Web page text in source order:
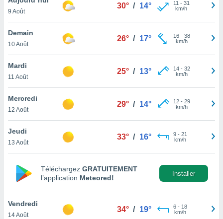
et
»,
au
vous
qu'ils
ou
le
ainsi
un
la
du
9 Août
30° / 14° 11 - 31
km/h
Demain
10 Août
26° / 17° 16- 38
km/h
Mardi
11 Août
25° / 13° 14- 32
km/h
Mercredi
12 Août
29° / 14° 12- 29
km/h
Jeudi
13 Août
33° / 16° 9- 21
km/h
Téléchargez GRATUITEMENT
l’application Meteored!
Installer
Vendredi
14 Août
34° / 19° 6- 18
km/h